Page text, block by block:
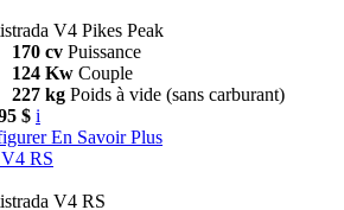
V4 Pikes Peak
170 cv Puissance
124 Kw Couple
227 kg Poids à vide (sans carburant)
$ i
En Savoir Plus
V4 RS
V4 RS